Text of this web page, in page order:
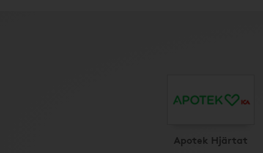
Apotek Hjärtat